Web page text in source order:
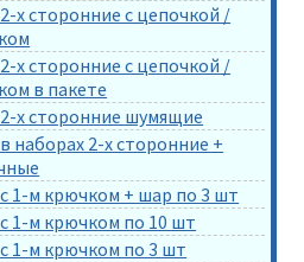
х сторонние с цепочкой /
х сторонние с цепочкой /
в пакете
х сторонние шумящие
наборах 2-х сторонние +
1-м крючком + шар по 3 шт
1-м крючком по 10 шт
1-м крючком по 3 шт